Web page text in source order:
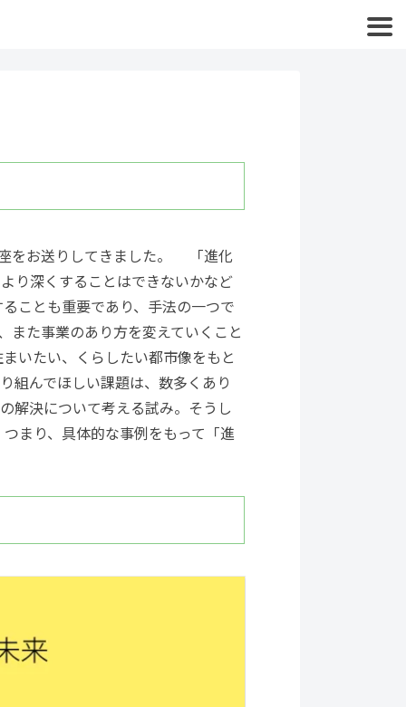
をお送りしてきました。 「進化
り深くすることはできないかなど
ことも重要であり、手法の一つで
また事業のあり方を変えていくこと
いたい、くらしたい都市像をもと
組んでほしい課題は、数多くあり
解決について考える試み。そうし
まり、具体的な事例をもって「進